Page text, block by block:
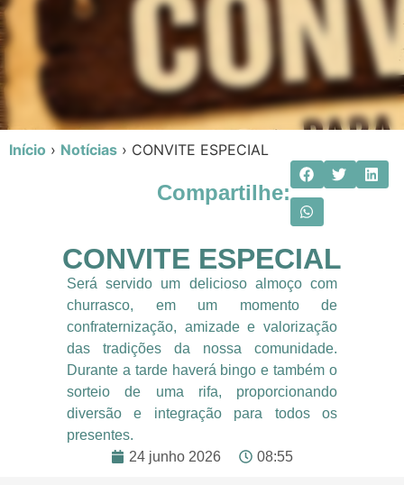
Início › Notícias › CONVITE ESPECIAL
Compartilhe:
CONVITE ESPECIAL
Será servido um delicioso almoço com
churrasco, em um momento de
confraternização, amizade e valorização
das tradições da nossa comunidade.
Durante a tarde haverá bingo e também o
sorteio de uma rifa, proporcionando
diversão e integração para todos os
presentes.
24 junho 2026
08:55